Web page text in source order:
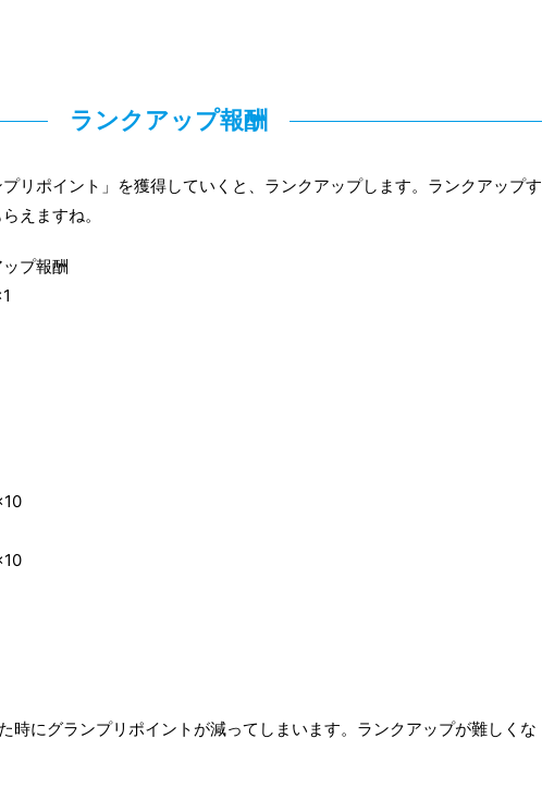
ランクアップ報酬
リポイント」を獲得していくと、ランクアップします。ランクアップす
えますね。
プ報酬
時にグランプリポイントが減ってしまいます。ランクアップが難しくな